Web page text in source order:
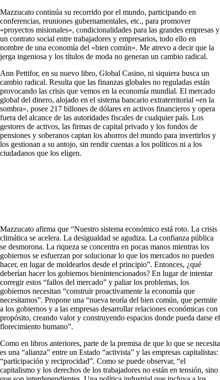
Mazzucato continúa su recorrido por el mundo, participando en
conferencias, reuniones gubernamentales, etc., para promover
«proyectos misionales», condicionalidades para las grandes empresas y
un contrato social entre trabajadores y empresarios, todo ello en
nombre de una economía del «bien común». Me atrevo a decir que la
jerga ingeniosa y los títulos de moda no generan un cambio radical.
Ann Pettifor, en su nuevo libro, Global Casino, ni siquiera busca un
cambio radical. Resulta que las finanzas globales no reguladas están
provocando las crisis que vemos en la economía mundial. El mercado
global del dinero, alojado en el sistema bancario extraterritorial «en la
sombra», posee 217 billones de dólares en activos financieros y opera
fuera del alcance de las autoridades fiscales de cualquier país. Los
gestores de activos, las firmas de capital privado y los fondos de
pensiones y soberanos captan los ahorros del mundo para invertirlos y
los gestionan a su antojo, sin rendir cuentas a los políticos ni a los
ciudadanos que los eligen.
Mazzucato afirma que “Nuestro sistema económico está roto. La crisis
climática se acelera. La desigualdad se agudiza. La confianza pública
se desmorona. La riqueza se concentra en pocas manos mientras los
gobiernos se esfuerzan por solucionar lo que los mercados no pueden
hacer, en lugar de moldearlos desde el principio”. Entonces, ¿qué
deberían hacer los gobiernos bienintencionados? En lugar de intentar
corregir estos “fallos del mercado” y paliar los problemas, los
gobiernos necesitan “construir proactivamente la economía que
necesitamos”. Propone una “nueva teoría del bien común, que permite
a los gobiernos y a las empresas desarrollar relaciones económicas con
propósito, creando valor y construyendo espacios donde pueda darse el
florecimiento humano”.
Como en libros anteriores, parte de la premisa de que lo que se necesita
es una “alianza” entre un Estado “activista” y las empresas capitalistas:
“participación y reciprocidad”. Como se puede observar, “el
capitalismo y los derechos de los trabajadores no están en tensión, sino